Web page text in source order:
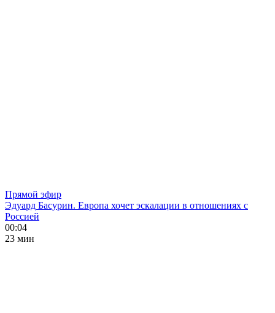
Прямой эфир
Эдуард Басурин. Европа хочет эскалации в отношениях с
Россией
00:04
23 мин